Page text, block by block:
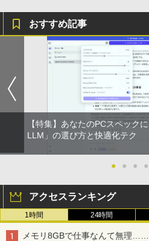
￥250
コカ・コーラ
ベルレス
￥1,653
クスDIGITAL)
￥594
おすすめ記事
【特集】あなたのPCスペック
LLM」の選び方と快適化テク
● ● ● ●
アクセスランキング
1時間 24時間
メモリ8GBで仕事なんて無理